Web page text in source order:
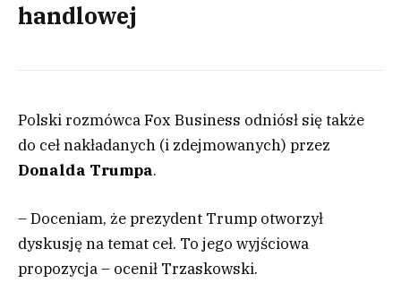
handlowej
Polski rozmówca Fox Business odniósł się także
do ceł nakładanych (i zdejmowanych) przez
Donalda Trumpa.
– Doceniam, że prezydent Trump otworzył
dyskusję na temat ceł. To jego wyjściowa
propozycja – ocenił Trzaskowski.